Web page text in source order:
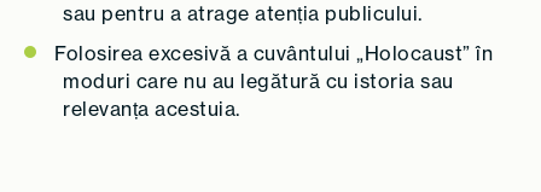
sau pentru a atrage atenția publicului.
Folosirea excesivă a cuvântului „Holocaust” în
moduri care nu au legătură cu istoria sau
relevanța acestuia.